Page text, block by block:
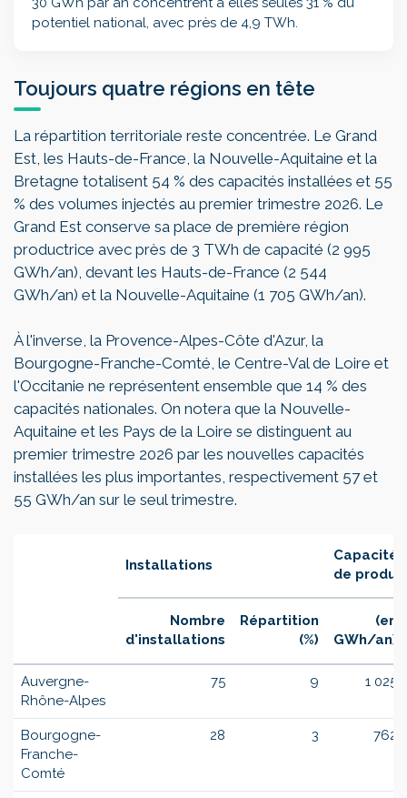
potentiel national, avec près de 4,9 TWh.
Toujours quatre régions en tête
La répartition territoriale reste concentrée. Le Grand
Est, les Hauts-de-France, la Nouvelle-Aquitaine et la
Bretagne totalisent 54 % des capacités installées et 55
% des volumes injectés au premier trimestre 2026. Le
Grand Est conserve sa place de première région
productrice avec près de 3 TWh de capacité (2 995
GWh/an), devant les Hauts-de-France (2 544
GWh/an) et la Nouvelle-Aquitaine (1 705 GWh/an).
À l'inverse, la Provence-Alpes-Côte d'Azur, la
Bourgogne-Franche-Comté, le Centre-Val de Loire et
l'Occitanie ne représentent ensemble que 14 % des
capacités nationales. On notera que la Nouvelle-
Aquitaine et les Pays de la Loire se distinguent au
premier trimestre 2026 par les nouvelles capacités
installées les plus importantes, respectivement 57 et
55 GWh/an sur le seul trimestre.
Installations
Capacité
de
Nombre
d'installations
Répartition
(%)
(en
GWh/an)
Auvergne-
Rhône-Alpes
75 9 1 025
Bourgogne-
Franche-
Comté
28 3 762